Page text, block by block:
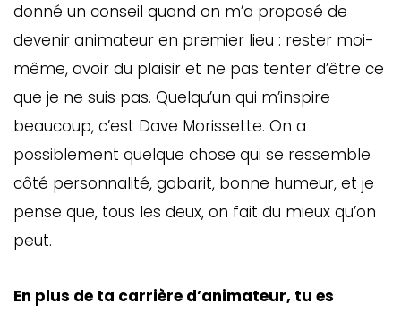
donné un conseil quand on m’a proposé de
devenir animateur en premier lieu : rester moi-
même, avoir du plaisir et ne pas tenter d’être ce
que je ne suis pas. Quelqu’un qui m’inspire
beaucoup, c’est Dave Morissette. On a
possiblement quelque chose qui se ressemble
côté personnalité, gabarit, bonne humeur, et je
pense que, tous les deux, on fait du mieux qu’on
peut.
En plus de ta carrière d’animateur, tu es